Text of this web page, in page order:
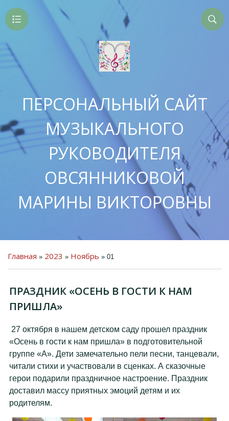
ПЕРСОНАЛЬНЫЙ САЙТ
МУЗЫКАЛЬНОГО
РУКОВОДИТЕЛЯ
ОВСЯННИКОВОЙ
МАРИНЫ ВИКТОРОВНЫ
ПРЕДМЕТНО-
ПРОСТРАНСТВЕННАЯ
ДЕТЯМ
РОДИТЕЛЯМ
КОЛЛЕГАМ
ГОСТЕВАЯ КНИГА
ФОТО
Главная » 2023 » Ноябрь » 01
ПРАЗДНИК «ОСЕНЬ В ГОСТИ К НАМ
ПРИШЛА»
27 октября в нашем детском саду прошел праздник
«Осень в гости к нам пришла» в подготовительной
группе «А». Дети замечательно пели песни, танцевали,
читали стихи и участвовали в сценках. А сказочные
герои подарили праздничное настроение. Праздник
доставил массу приятных эмоций детям и их
родителям.